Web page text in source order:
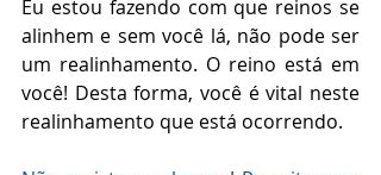
Eu estou fazendo com que reinos se
alinhem e sem você lá, não pode ser
um realinhamento. O reino está em
você! Desta forma, você é vital neste
realinhamento que está ocorrendo.